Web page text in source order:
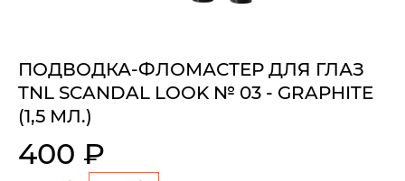
ПОДВОДКА-ФЛОМАСТЕР ДЛЯ ГЛАЗ
TNL SCANDAL LOOK № 03 - GRAPHITE
(1,5 МЛ.)
400 ₽